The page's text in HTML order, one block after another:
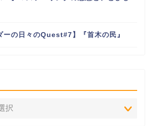
ーの日々のQuest#7】『首木の民』